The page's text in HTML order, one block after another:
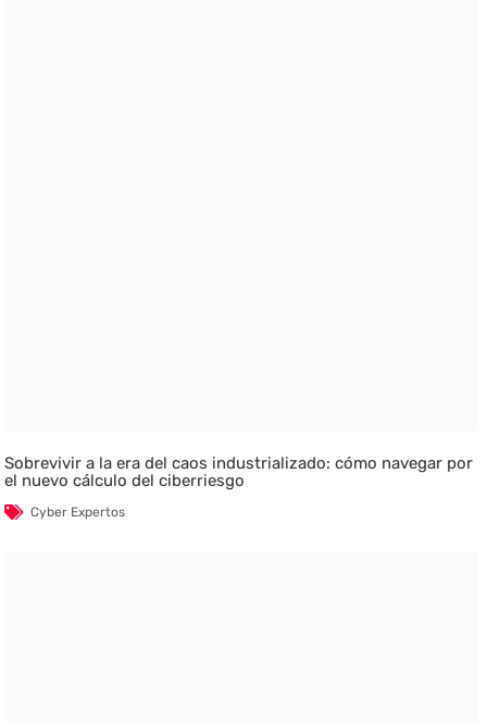
Sobrevivir a la era del caos industrializado: cómo navegar por
el nuevo cálculo del ciberriesgo
Cyber Expertos